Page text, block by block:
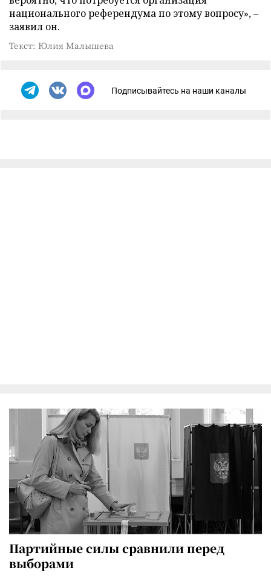
национального референдума по этому вопросу», –
заявил он.
Текст: Юлия Малышева
Подписывайтесь на наши каналы
Партийные силы сравнили перед
выборами